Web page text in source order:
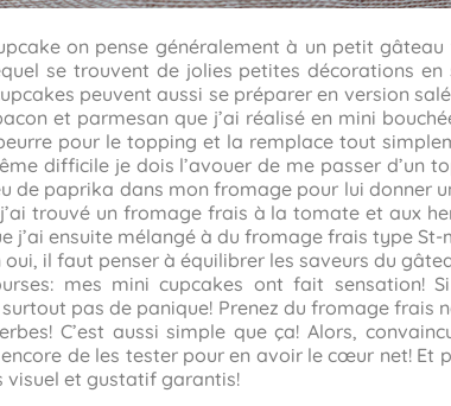
on pense généralement à un petit
se trouvent de jolies petites décorations en
peuvent aussi se préparer en version
et parmesan que j’ai réalisé en mini
pour le topping et la remplace tout
difficile je dois l’avouer de me passer d’un
de paprika dans mon fromage pour lui donner
trouvé un fromage frais à la tomate et aux
j’ai ensuite mélangé à du fromage frais type
il faut penser à équilibrer les saveurs du
mes mini cupcakes ont fait sensation!
pas de panique! Prenez du fromage frais
C’est aussi simple que ça! Alors,
encore de les tester pour en avoir le cœur net! Et
visuel et gustatif garantis!